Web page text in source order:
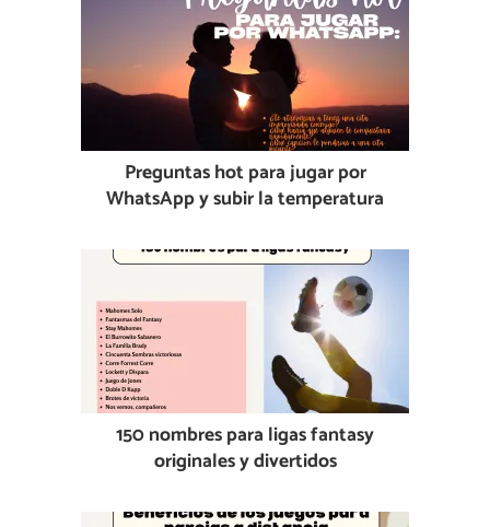
Preguntas hot para jugar por
WhatsApp y subir la temperatura
150 nombres para ligas fantasy
originales y divertidos